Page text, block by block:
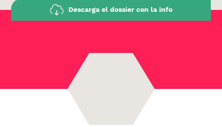
Descarga el dossier con la info